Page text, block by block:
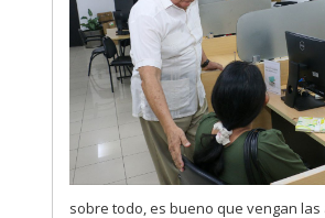
sobre todo, es bueno que vengan